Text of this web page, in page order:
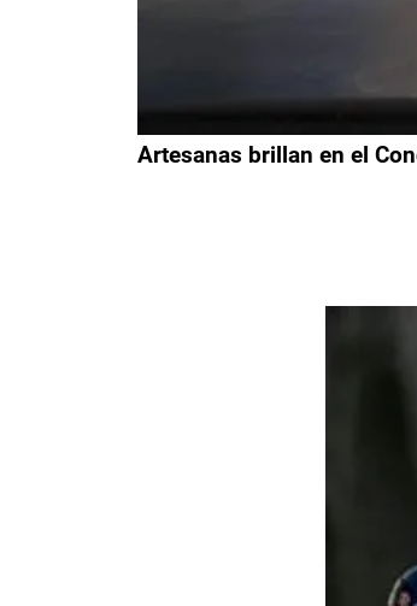
Artesanas brillan en el